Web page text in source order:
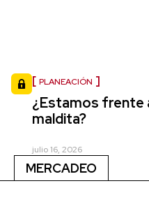
PLANEACIÓN
¿Estamos frente
maldita?
julio 16, 2026
MERCADEO